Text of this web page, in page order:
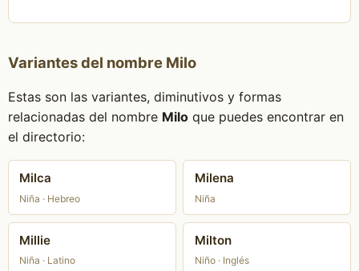
Variantes del nombre Milo
Estas son las variantes, diminutivos y formas
relacionadas del nombre Miloque puedes encontrar en
el directorio:
Milca
Niña · Hebreo
Milena
Niña
Millie
Niña · Latino
Milton
Niño · Inglés